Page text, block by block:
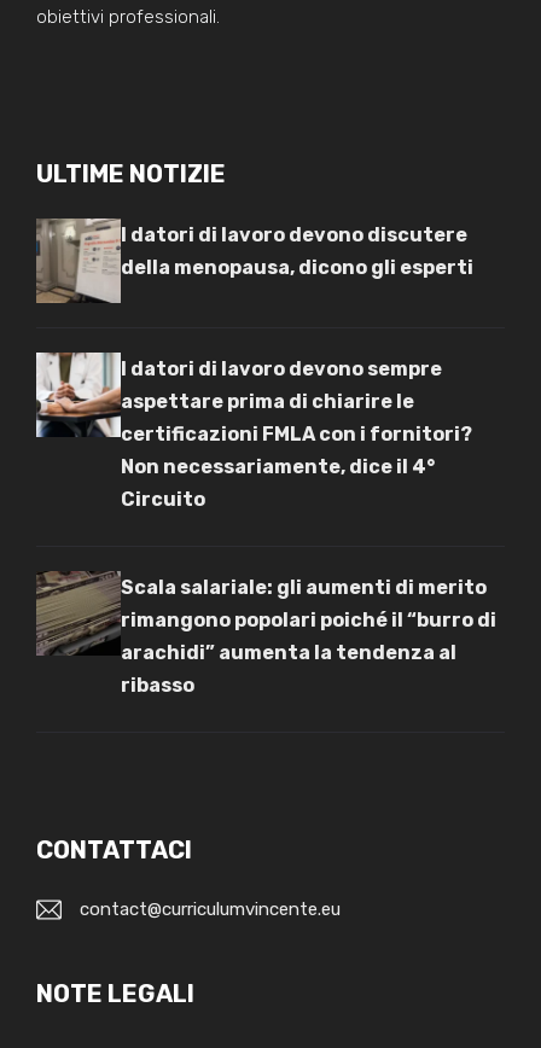
obiettivi professionali.
ULTIME NOTIZIE
I datori di lavoro devono discutere
della menopausa, dicono gli esperti
I datori di lavoro devono sempre
aspettare prima di chiarire le
certificazioni FMLA con i fornitori?
Non necessariamente, dice il 4°
Circuito
Scala salariale: gli aumenti di merito
rimangono popolari poiché il “burro di
arachidi” aumenta la tendenza al
ribasso
CONTATTACI
contact@curriculumvincente.eu
NOTE LEGALI